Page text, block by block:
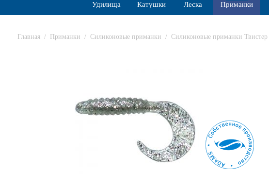
Удилища Катушки Леска Приманки
Главная / Приманки / Силиконовые приманки / Силиконовые приманки Твистер